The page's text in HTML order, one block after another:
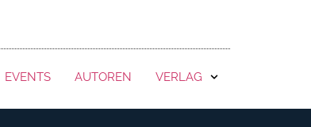
EVENTS AUTOREN VERLAG